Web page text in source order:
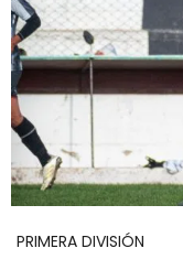
PRIMERA DIVISIÓN